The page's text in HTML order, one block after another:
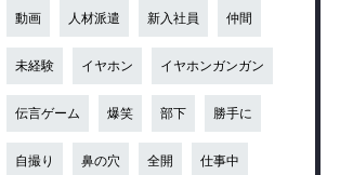
動画 人材派遣 新入社員 仲間
未経験 イヤホン イヤホンガンガン
伝言ゲーム 爆笑 部下 勝手に
自撮り 鼻の穴 全開 仕事中